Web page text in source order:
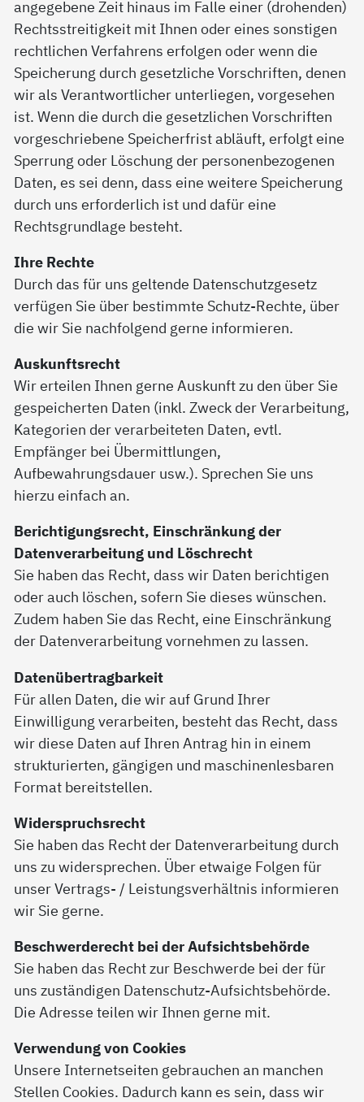
angegebene Zeit hinaus im Falle einer (drohenden)
Rechtsstreitigkeit mit Ihnen oder eines sonstigen
rechtlichen Verfahrens erfolgen oder wenn die
Speicherung durch gesetzliche Vorschriften, denen
wir als Verantwortlicher unterliegen, vorgesehen
ist. Wenn die durch die gesetzlichen Vorschriften
vorgeschriebene Speicherfrist abläuft, erfolgt eine
Sperrung oder Löschung der personenbezogenen
Daten, es sei denn, dass eine weitere Speicherung
durch uns erforderlich ist und dafür eine
Rechtsgrundlage besteht.
Ihre Rechte
Durch das für uns geltende Datenschutzgesetz
verfügen Sie über bestimmte Schutz-Rechte, über
die wir Sie nachfolgend gerne informieren.
Auskunftsrecht
Wir erteilen Ihnen gerne Auskunft zu den über Sie
gespeicherten Daten (inkl. Zweck der Verarbeitung,
Kategorien der verarbeiteten Daten, evtl.
Empfänger bei Übermittlungen,
Aufbewahrungsdauer usw.). Sprechen Sie uns
hierzu einfach an.
Berichtigungsrecht, Einschränkung der
Datenverarbeitung und Löschrecht
Sie haben das Recht, dass wir Daten berichtigen
oder auch löschen, sofern Sie dieses wünschen.
Zudem haben Sie das Recht, eine Einschränkung
der Datenverarbeitung vornehmen zu lassen.
Datenübertragbarkeit
Für allen Daten, die wir auf Grund Ihrer
Einwilligung verarbeiten, besteht das Recht, dass
wir diese Daten auf Ihren Antrag hin in einem
strukturierten, gängigen und maschinenlesbaren
Format bereitstellen.
Widerspruchsrecht
Sie haben das Recht der Datenverarbeitung durch
uns zu widersprechen. Über etwaige Folgen für
unser Vertrags- / Leistungsverhältnis informieren
wir Sie gerne.
Beschwerderecht bei der Aufsichtsbehörde
Sie haben das Recht zur Beschwerde bei der für
uns zuständigen Datenschutz-Aufsichtsbehörde.
Die Adresse teilen wir Ihnen gerne mit.
Verwendung von Cookies
Unsere Internetseiten gebrauchen an manchen
Stellen Cookies. Dadurch kann es sein, dass wir